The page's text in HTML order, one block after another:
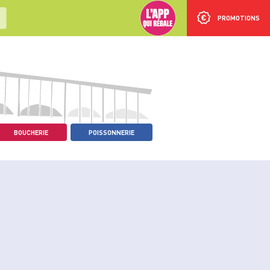
PROMOTIONS
BOUCHERIE POISSONNERIE